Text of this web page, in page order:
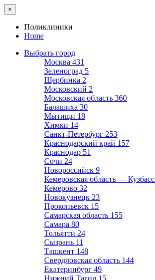
×
Поликлиники
Home
Выбрать город
Москва 431
Зеленоград 5
Щербинка 2
Московский 2
Московская область 360
Балашиха 30
Мытищи 18
Химки 14
Санкт-Петербург 253
Краснодарский край 157
Краснодар 51
Сочи 24
Новороссийск 9
Кемеровская область — Кузбасс
Кемерово 32
Новокузнецк 23
Прокопьевск 15
Самарская область 155
Самара 80
Тольятти 24
Сызрань 11
Ташкент 148
Свердловская область 144
Екатеринбург 49
Нижний Тагил 15